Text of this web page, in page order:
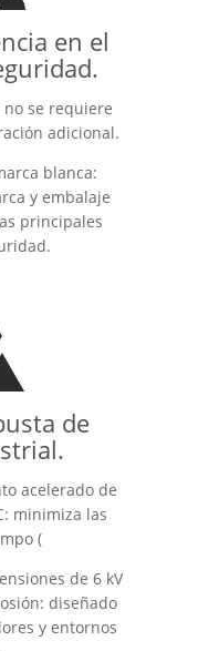
en el
se requiere
adicional.
blanca:
y embalaje
principales
de
acelerado de
minimiza las
(
de 6 kV
diseñado
y entornos